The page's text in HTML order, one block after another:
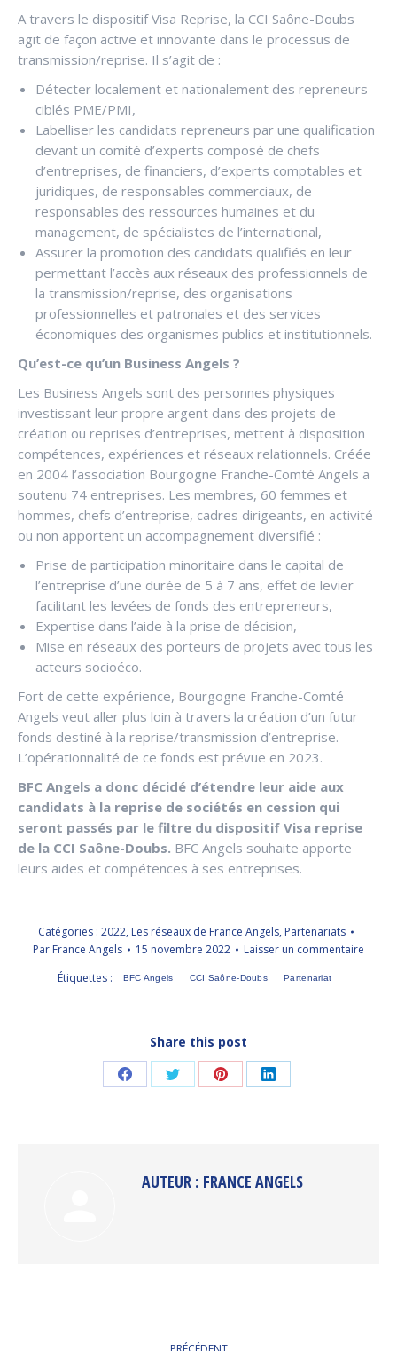
A travers le dispositif Visa Reprise, la CCI Saône-Doubs
agit de façon active et innovante dans le processus de
transmission/reprise. Il s’agit de :
Détecter localement et nationalement des repreneurs
ciblés PME/PMI,
Labelliser les candidats repreneurs par une qualification
devant un comité d’experts composé de chefs
d’entreprises, de financiers, d’experts comptables et
juridiques, de responsables commerciaux, de
responsables des ressources humaines et du
management, de spécialistes de l’international,
Assurer la promotion des candidats qualifiés en leur
permettant l’accès aux réseaux des professionnels de
la transmission/reprise, des organisations
professionnelles et patronales et des services
économiques des organismes publics et institutionnels.
Qu’est-ce qu’un Business Angels ?
Les Business Angels sont des personnes physiques
investissant leur propre argent dans des projets de
création ou reprises d’entreprises, mettent à disposition
compétences, expériences et réseaux relationnels. Créée
en 2004 l’association Bourgogne Franche-Comté Angels a
soutenu 74 entreprises. Les membres, 60 femmes et
hommes, chefs d’entreprise, cadres dirigeants, en activité
ou non apportent un accompagnement diversifié :
Prise de participation minoritaire dans le capital de
l’entreprise d’une durée de 5 à 7 ans, effet de levier
facilitant les levées de fonds des entrepreneurs,
Expertise dans l’aide à la prise de décision,
Mise en réseaux des porteurs de projets avec tous les
acteurs socioéco.
Fort de cette expérience, Bourgogne Franche-Comté
Angels veut aller plus loin à travers la création d’un futur
fonds destiné à la reprise/transmission d’entreprise.
L’opérationnalité de ce fonds est prévue en 2023.
BFC Angels a donc décidé d’étendre leur aide aux
candidats à la reprise de sociétés en cession qui
seront passés par le filtre du dispositif Visa reprise
de la CCI Saône-Doubs. BFC Angels souhaite apporte
leurs aides et compétences à ses entreprises.
Catégories : 2022, Les réseaux de France Angels, Partenariats
Par France Angels 15 novembre 2022
Laisser un commentaire
Étiquettes :
BFC Angels CCI Saône-Doubs Partenariat
Share this post
PartagerPartagerPartagerPartager
AUTEUR : FRANCE ANGELS